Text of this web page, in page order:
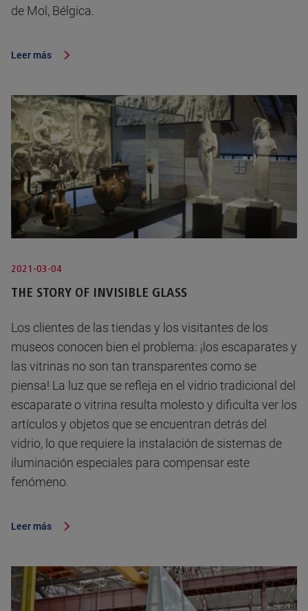
de Mol, Bélgica.
Leer más
2021-03-04
THE STORY OF INVISIBLE GLASS
Los clientes de las tiendas y los visitantes de los
museos conocen bien el problema: ¡los escaparates y
las vitrinas no son tan transparentes como se
piensa! La luz que se refleja en el vidrio tradicional del
escaparate o vitrina resulta molesto y dificulta ver los
artículos y objetos que se encuentran detrás del
vidrio, lo que requiere la instalación de sistemas de
iluminación especiales para compensar este
fenómeno.
Leer más